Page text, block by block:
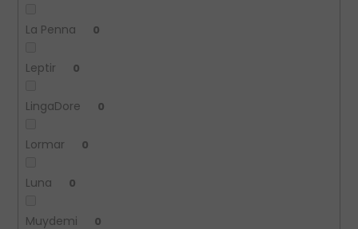
La Penna 0
Leptir 0
LingaDore 0
Lormar 0
Luna 0
Muydemi 0